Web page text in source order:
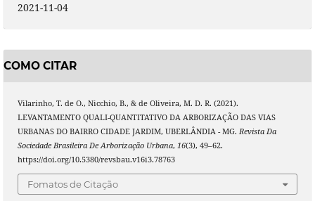
2021-11-04
COMO CITAR
Vilarinho, T. de O., Nicchio, B., & de Oliveira, M. D. R. (2021).
LEVANTAMENTO QUALI-QUANTITATIVO DA ARBORIZAÇÃO DAS VIAS
URBANAS DO BAIRRO CIDADE JARDIM, UBERLÂNDIA - MG. Revista Da
Sociedade Brasileira De Arborização Urbana, 16(3), 49–62.
https://doi.org/10.5380/revsbau.v16i3.78763
Fomatos de Citação